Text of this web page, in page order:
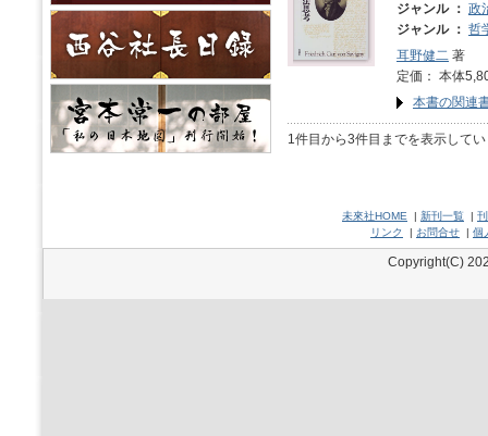
ジャンル ： 政
ジャンル ： 哲
耳野健二 著
定価： 本体
本書の関連
1件目から3件目までを表示して
未來社HOME | 新刊一覧 |
リンク
| お問合せ | 個
Copyright(C)